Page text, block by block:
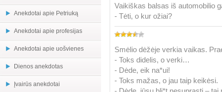
Anekdotai apie Petriuką
Anekdotai apie profesijas
Anekdotai apie uošvienes
Dienos anekdotas
Įvairūs anekdotai
Vaikiškas balsas iš automobilio
- Tėti, o kur ožiai?
Smėlio dėžėje verkia vaikas.
- Toks didelis, o verki…
- Dėde, eik na*ui!
- Toks mažas, o jau taip keikėsi.